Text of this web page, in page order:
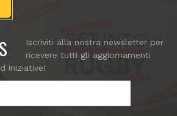
Iscriviti alla nostra newsletter per
ricevere tutti gli aggiornamenti
iniziative!